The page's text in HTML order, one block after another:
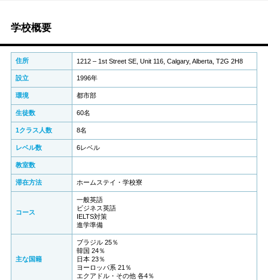
学校概要
住所 1212 – 1st Street SE, Unit 116, Calgary, Alberta, T2G 2H8
設立 1996年
環境 都市部
生徒数 60名
1クラス人数 8名
レベル数 6レベル
教室数
滞在方法 ホームステイ・学校寮
コース
一般英語
ビジネス英語
IELTS対策
進学準備
主な国籍
ブラジル 25％
韓国 24％
日本 23％
ヨーロッパ系 21％
エクアドル・その他 各4％